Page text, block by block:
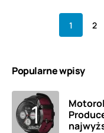
1 2
Popularne wpisy